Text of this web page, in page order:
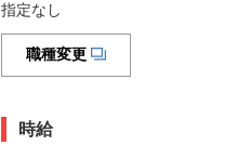
指定なし
職種変更
時給